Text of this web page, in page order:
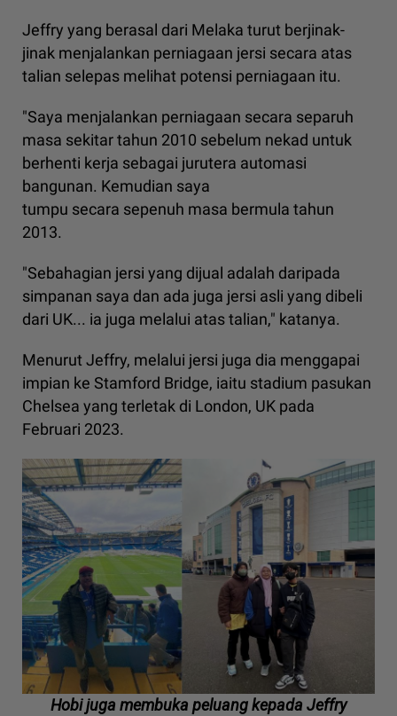
Jeffry yang berasal dari Melaka turut berjinak-
jinak menjalankan perniagaan jersi secara atas
talian selepas melihat potensi perniagaan itu.
"Saya menjalankan perniagaan secara separuh
masa sekitar tahun 2010 sebelum nekad untuk
berhenti kerja sebagai jurutera automasi
bangunan. Kemudian saya
tumpu secara sepenuh masa bermula tahun
2013.
"Sebahagian jersi yang dijual adalah daripada
simpanan saya dan ada juga jersi asli yang dibeli
dari UK... ia juga melalui atas talian," katanya.
Menurut Jeffry, melalui jersi juga dia menggapai
impian ke Stamford Bridge, iaitu stadium pasukan
Chelsea yang terletak di London, UK pada
Februari 2023.
Hobi juga membuka peluang kepada Jeffry